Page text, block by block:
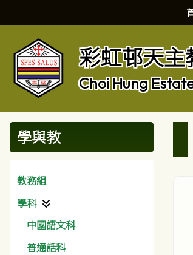
彩虹邨天主
Choi Hung
學與教
教務組
學科
中國語文科
普通話科